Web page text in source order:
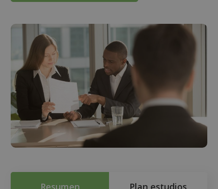
Resumen Plan estudios